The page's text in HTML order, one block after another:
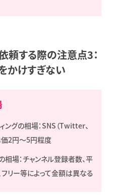
頼する際の注意点3：
かけすぎない
ングの相場：SNS（Twitter、
2円～5円程度
場：チャンネル登録者数、平
リー等によって金額は異なる